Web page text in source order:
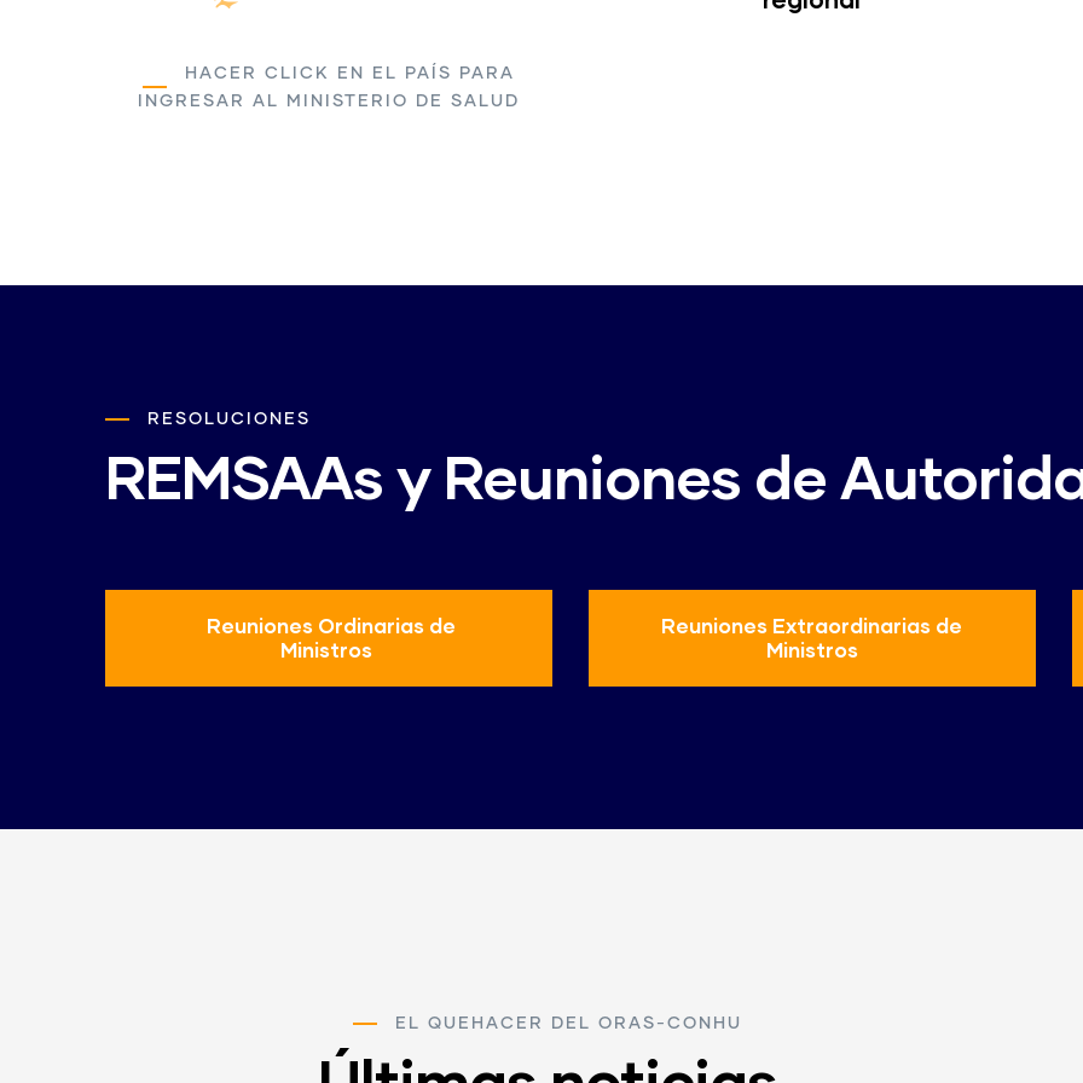
HACER CLICK EN EL PAÍS PARA
INGRESAR AL MINISTERIO DE SALUD
RESOLUCIONES
REMSAAs y Reuniones de
Reuniones Ordinarias de
Ministros
Reuniones Extraordinarias de
Ministros
EL QUEHACER DEL ORAS-CONHU